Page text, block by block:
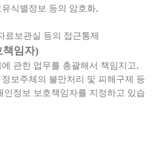
식별정보 등의 암호화,
료보관실 등의 접근통제
책임자)
관한 업무를 총괄해서 책임지고,
보주체의 불만처리 및 피해구제 등
인정보 보호책임자를 지정하고 있습